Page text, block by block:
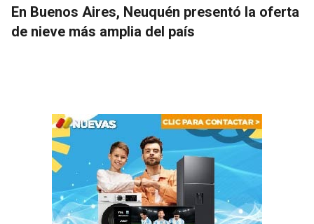
En Buenos Aires, Neuquén presentó la oferta
de nieve más amplia del país